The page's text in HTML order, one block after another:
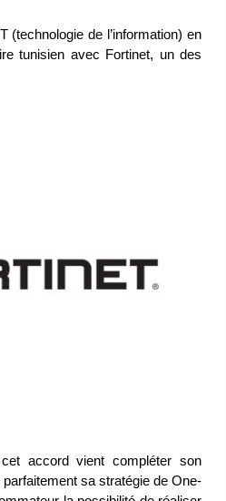
(technologie de l’information) en
tunisien avec Fortinet, un des
accord vient compléter son
sa stratégie de One-